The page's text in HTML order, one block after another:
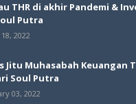
THR di akhir Pandemi &
Putra
2022
Jitu Muhasabah Keuangan
Soul Putra
03, 2022